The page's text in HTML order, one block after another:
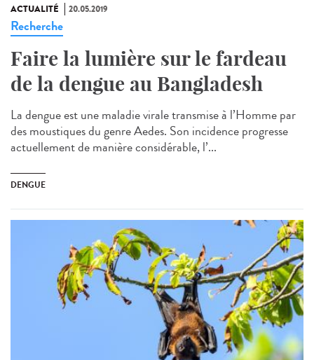
ACTUALITÉ 20.05.2019
Recherche
Faire la lumière sur le fardeau
de la dengue au Bangladesh
La dengue est une maladie virale transmise à l’Homme par
des moustiques du genre Aedes. Son incidence progresse
actuellement de manière considérable, l’...
DENGUE